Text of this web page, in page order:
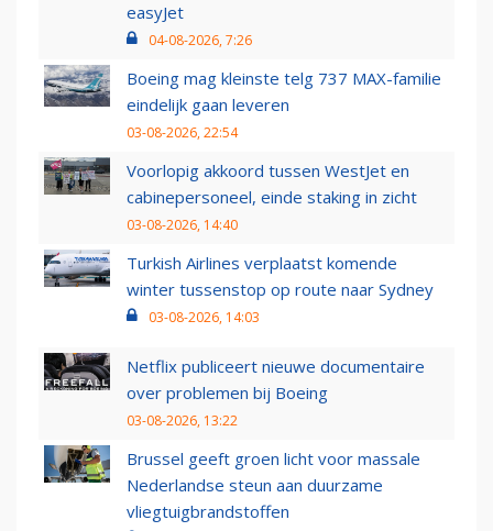
easyJet
04-08-2026, 7:26
Boeing mag kleinste telg 737 MAX-familie
eindelijk gaan leveren
03-08-2026, 22:54
Voorlopig akkoord tussen WestJet en
cabinepersoneel, einde staking in zicht
03-08-2026, 14:40
Turkish Airlines verplaatst komende
winter tussenstop op route naar Sydney
03-08-2026, 14:03
Netflix publiceert nieuwe documentaire
over problemen bij Boeing
03-08-2026, 13:22
Brussel geeft groen licht voor massale
Nederlandse steun aan duurzame
vliegtuigbrandstoffen